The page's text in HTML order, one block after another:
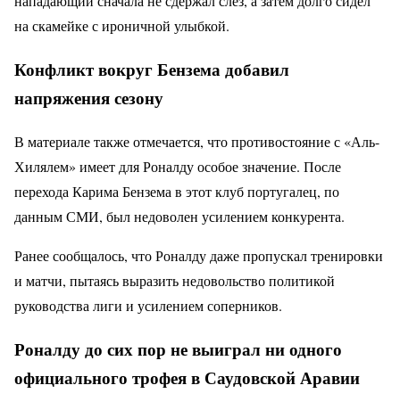
на скамейке с ироничной улыбкой.
Конфликт вокруг Бензема добавил
напряжения сезону
В материале также отмечается, что противостояние с «Аль-
Хилялем» имеет для Роналду особое значение. После
перехода Карима Бензема в этот клуб португалец, по
данным СМИ, был недоволен усилением конкурента.
Ранее сообщалось, что Роналду даже пропускал тренировки
и матчи, пытаясь выразить недовольство политикой
руководства лиги и усилением соперников.
Роналду до сих пор не выиграл ни одного
официального трофея в Саудовской Аравии